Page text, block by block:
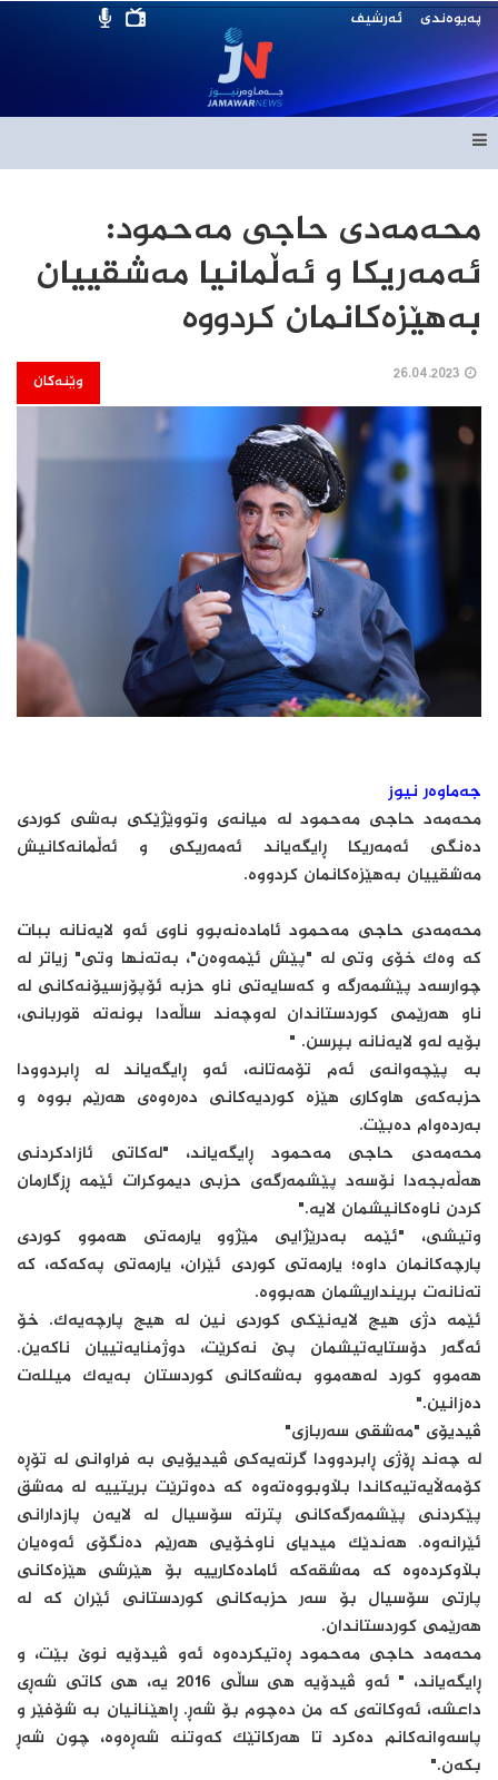
پەیوەندی ئەرشیف
محەمەدی حاجی مەحمود:
ئەمەریکا و ئەڵمانیا مەشقییان
بەهێزەکانمان کردووە
وێنەکان
جەماوەر نیوز
محەمەد حاجی مەحمود لە میانەی وتووێژێکی بەشی کوردی
دەنگی ئەمەریکا ڕایگه‌یاند ئەمەریکی و ئەڵمانەکانیش
مەشقییان بەهێزەکانمان کردووە.
محەمەدی حاجی مەحمود ئامادەنەبوو ناوی ئەو لایەنانە ببات
کە وەک خۆی وتی لە "پێش ئێمەوەن"، بەتەنها وتی" زیاتر لە
چوارسەد پێشمەرگە و کەسایەتی ناو حزبە ئۆپۆزسیۆنەکانی لە
ناو هەرێمی کوردستاندان لەوچەند ساڵەدا بونەتە قوربانی،
بۆیە لەو لایەنانە بپرسن. "
بە پێچەوانەی ئەم تۆمەتانە، ئەو ڕایگەیاند لە ڕابردوودا
حزبەکەی هاوکاری هێزە کوردیەکانی دەرەوەی هەرێم بووە و
بەردەوام دەبێت.
محەمەدی حاجی مەحمود ڕایگەیاند، "لەکاتی ئازادکردنی
هەڵەبجەدا نۆسەد پێشمەرگەی حزبی دیموکرات ئێمە ڕزگارمان
کردن ناوەکانیشمان لایە."
وتیشی، "ئێمە بەدرێژایی مێژوو یارمەتی هەموو کوردی
پارچەکانمان داوە؛ یارمەتی کوردی ئێران، یارمەتی پەکەکە، کە
تەنانەت برینداریشمان هەبووە.
ئێمە دژی هیچ لایەنێکی کوردی نین لە هیچ پارچەیەک. خۆ
ئەگەر دۆستایەتیشمان پێ نەکرێت، دوژمنایەتییان ناکەین.
هەموو کورد لەهەموو بەشەکانی کوردستان بەیەک میللەت
دەزانین."
ڤیدیۆی "مەشقی سەربازی"
لە چەند ڕۆژی ڕابردوودا گرتەیەکی ڤیدیۆیی بە فراوانی لە تۆڕە
کۆمەڵایەتیەکاندا بڵاوبووەتەوە کە دەوترێت بریتییە لە مەشق
پێکردنی پێشمەرگەکانی پترته‌ سۆسیال لە لایەن پازدارانی
ئێرانەوە. هەندێک میدیای ناوخۆیی هەرێم دەنگۆی ئەوەیان
بڵاوکردەوە کە مەشقەکە ئامادەکارییە بۆ هێرشی هێزەکانی
پارتی سۆسیال بۆ سەر حزبەکانی کوردستانی ئێران کە لە
هەرێمی کوردستاندان.
محه‌مه‌د حاجی مه‌حمود ڕەتیکردەوە ئەو ڤیدۆیە نوێ بێت، و
ڕایگەیاند، " ئەو ڤیدۆیە هی ساڵی 2016 یە، هی کاتی شەڕی
داعشە، ئەوکاتەی کە من دەچوم بۆ شەڕ. ڕاهێنانیان بە شۆفێر و
پاسەوانەکانم دەکرد تا هەرکاتێک کەوتنە شەڕەوە، چون شەڕ
بکەن."